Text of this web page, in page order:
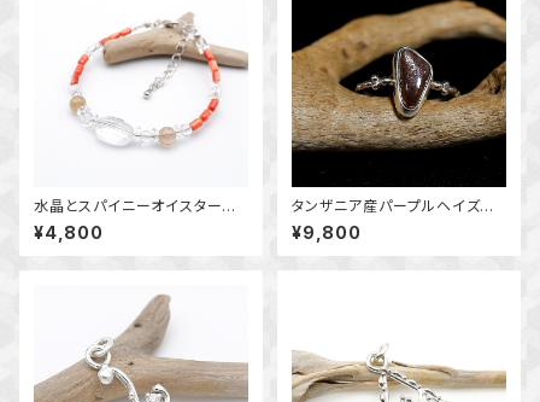
水晶とスパイニーオイスターシ
ェルのブレスレット 一点物アク
セサリー ブレスレット 天然石
アクセサリー macari
¥4,800
タンザニア産パープルヘイズサ
ンストーンの粒飾りリング 約1
1号 ～静かに宿る煌めき～
天然石アクセサリー 指輪 一
¥9,800